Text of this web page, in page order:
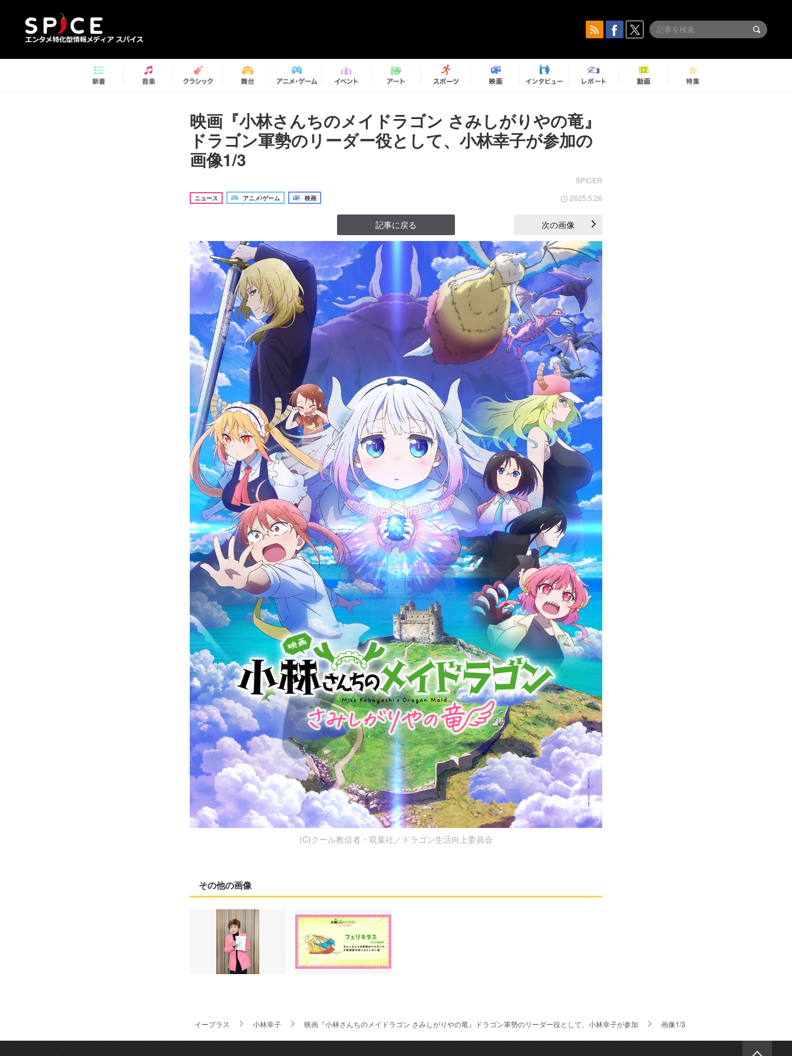
映画『小林さんちのメイドラゴン さみしがりやの竜』
ドラゴン軍勢のリーダー役として、小林幸子が参加の
画像1/3
SPICER
ニュース アニメ/ゲーム 映画 2025.5.26
記事に戻る 次の画像
(C)クール教信者・双葉社／ドラゴン生活向上委員会
その他の画像
イープラス 小林幸子 映画『小林さんちのメイドラゴン さみしがりやの竜』ドラゴン軍勢のリーダー役として、小林幸子が参加 画像1/3